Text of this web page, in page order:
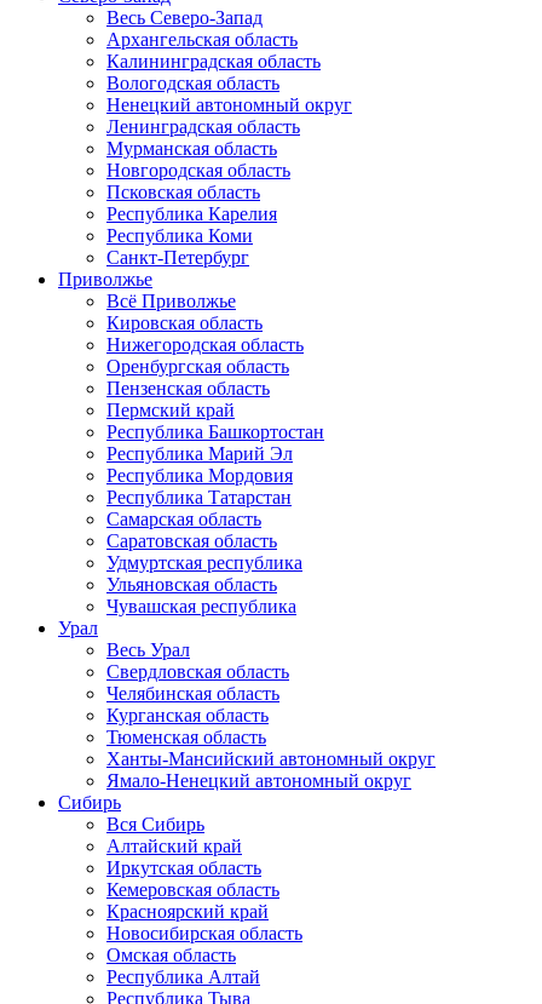
Весь Северо-Запад
Архангельская область
Калининградская область
Вологодская область
Ненецкий автономный округ
Ленинградская область
Мурманская область
Новгородская область
Псковская область
Республика Карелия
Республика Коми
Санкт-Петербург
Приволжье
Всё Приволжье
Кировская область
Нижегородская область
Оренбургская область
Пензенская область
Пермский край
Республика Башкортостан
Республика Марий Эл
Республика Мордовия
Республика Татарстан
Самарская область
Саратовская область
Удмуртская республика
Ульяновская область
Чувашская республика
Урал
Весь Урал
Свердловская область
Челябинская область
Курганская область
Тюменская область
Ханты-Мансийский автономный округ
Ямало-Ненецкий автономный округ
Сибирь
Вся Сибирь
Алтайский край
Иркутская область
Кемеровская область
Красноярский край
Новосибирская область
Омская область
Республика Алтай
Республика Тыва